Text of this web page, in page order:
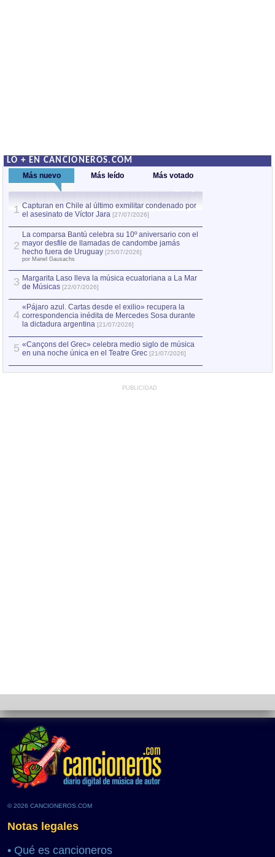
LO + EN CANCIONEROS.COM
Más nuevo Más leído Más votado
1 Capturan en Chile al último exmilitar condenado por
el asesinato de Víctor Jara [27/07/2026]
2
La comparsa Bantú celebra su 10º aniversario con el
mayor desfile de llamadas de candombe jamás
hecho fuera de Uruguay [25/07/2026]
por Manel Gausachs
3 Margarita Laso lleva la música ecuatoriana a La Mar
de Músicas [22/07/2026]
4
«Pájaro azul. Cartas desde el exilio» recupera la
correspondencia inédita de Mercedes Sosa durante
la dictadura argentina [21/07/2026]
5 «Cançons del Grec» celebra medio siglo de música
en una noche única en el Teatre Grec [21/07/2026]
PUBLICIDAD
© 2026 CANCIONEROS.COM
Notas legales
• Qué es cancioneros